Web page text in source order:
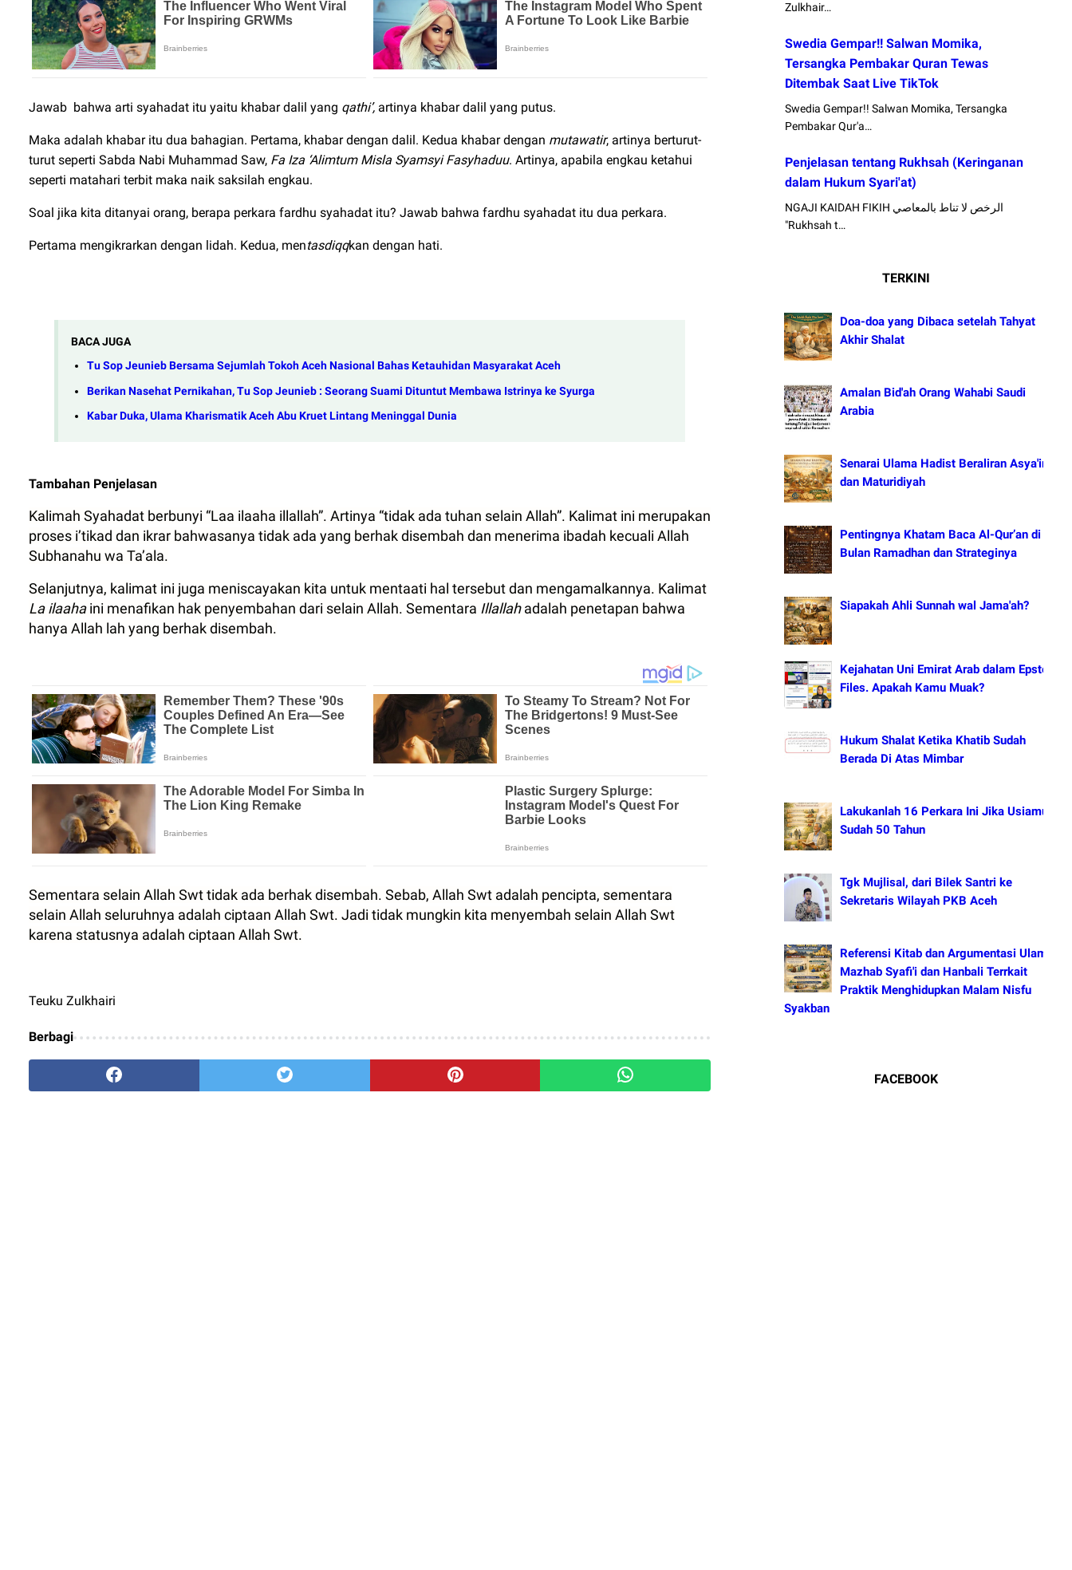
Jawab bahwa arti syahadat itu yaitu khabar dalil yang qathi’, artinya khabar dalil yang putus.
Maka adalah khabar itu dua bahagian. Pertama, khabar dengan dalil. Kedua khabar dengan mutawatir, artinya berturut-
turut seperti Sabda Nabi Muhammad Saw, Fa Iza ‘Alimtum Misla Syamsyi Fasyhaduu. Artinya, apabila engkau ketahui
seperti matahari terbit maka naik saksilah engkau.
Soal jika kita ditanyai orang, berapa perkara fardhu syahadat itu? Jawab bahwa fardhu syahadat itu dua perkara.
Pertama mengikrarkan dengan lidah. Kedua, mentasdiqqkan dengan hati.
BACA JUGA
Tu Sop Jeunieb Bersama Sejumlah Tokoh Aceh Nasional Bahas Ketauhidan Masyarakat Aceh
Berikan Nasehat Pernikahan, Tu Sop Jeunieb : Seorang Suami Dituntut Membawa Istrinya ke Syurga
Kabar Duka, Ulama Kharismatik Aceh Abu Kruet Lintang Meninggal Dunia
Tambahan Penjelasan
Kalimah Syahadat berbunyi “Laa ilaaha illallah”. Artinya “tidak ada tuhan selain Allah”. Kalimat ini merupakan
proses i’tikad dan ikrar bahwasanya tidak ada yang berhak disembah dan menerima ibadah kecuali Allah
Subhanahu wa Ta’ala.
Selanjutnya, kalimat ini juga meniscayakan kita untuk mentaati hal tersebut dan mengamalkannya. Kalimat
La ilaahaini menafikan hak penyembahan dari selain Allah. Sementara Illallahadalah penetapan bahwa
hanya Allah lah yang berhak disembah.
Sementara selain Allah Swt tidak ada berhak disembah. Sebab, Allah Swt adalah pencipta, sementara
selain Allah seluruhnya adalah ciptaan Allah Swt. Jadi tidak mungkin kita menyembah selain Allah Swt
karena statusnya adalah ciptaan Allah Swt.
Teuku Zulkhairi
Berbagi
Zulkhair…
Swedia Gempar!! Salwan Momika,
Tersangka Pembakar Quran Tewas
Ditembak Saat Live TikTok
Swedia Gempar!! Salwan Momika, Tersangka
Pembakar Qur'a…
Penjelasan tentang Rukhsah (Keringanan
dalam Hukum Syari'at)
NGAJI KAIDAH FIKIH الرخص لا تناط بالمعاصي
"Rukhsah t…
TERKINI
Doa-doa yang Dibaca setelah Tahyat
Akhir Shalat
Amalan Bid'ah Orang Wahabi Saudi
Arabia
Senarai Ulama Hadist Beraliran Asya'irah
dan Maturidiyah
Pentingnya Khatam Baca Al-Qur’an di
Bulan Ramadhan dan Strateginya
Siapakah Ahli Sunnah wal Jama'ah?
Kejahatan Uni Emirat Arab dalam Epstein
Files. Apakah Kamu Muak?
Hukum Shalat Ketika Khatib Sudah
Berada Di Atas Mimbar
Lakukanlah 16 Perkara Ini Jika Usiamu
Sudah 50 Tahun
Tgk Mujlisal, dari Bilek Santri ke
Sekretaris Wilayah PKB Aceh
Referensi Kitab dan Argumentasi Ulama
Mazhab Syafi'i dan Hanbali Terrkait
Praktik Menghidupkan Malam Nisfu
Syakban
FACEBOOK